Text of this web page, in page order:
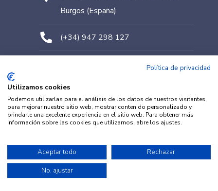
Burgos (España)
(+34) 947 298 127
comercial@metacrilatos.com
© METACRILATOS BURGOS 2022. Diseñado por
Política de privacidad
Utilizamos cookies
Podemos utilizarlas para el análisis de los datos de nuestros visitantes,
para mejorar nuestro sitio web, mostrar contenido personalizado y
brindarle una excelente experiencia en el sitio web. Para obtener más
información sobre las cookies que utilizamos, abre los ajustes.
Aceptar todo
Rechazar
No, ajustar